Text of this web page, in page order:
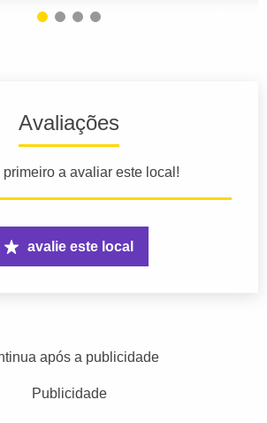
Avaliações
primeiro a avaliar este local!
avalie este local
após a publicidade
Publicidade